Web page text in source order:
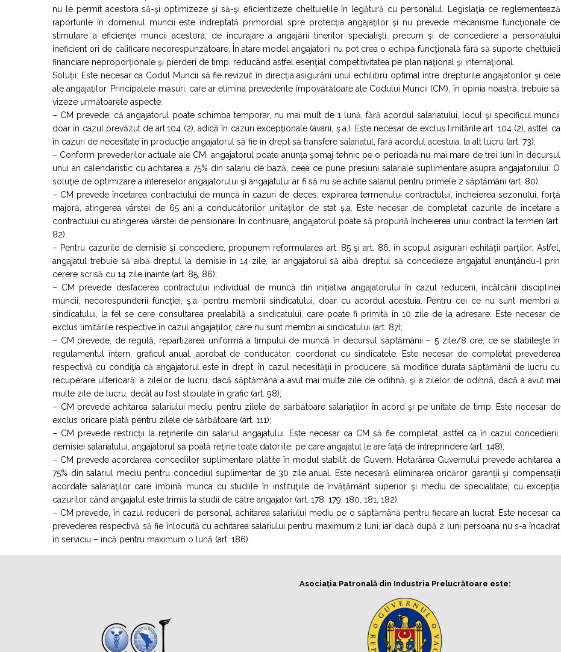
nu le permit acestora să-şi optimizeze şi să-şi eficientizeze cheltuielile în legătură cu personalul. Legislaţia ce reglementează
raporturile în domeniul muncii este îndreptată primordial spre protecţia angajaţilor şi nu prevede mecanisme funcţionale de
stimulare a eficienţei muncii acestora, de încurajare a angajării tinerilor specialişti, precum şi de concediere a personalului
ineficient ori de calificare necorespunzătoare. În atare model angajatorii nu pot crea o echipă funcţională fără să suporte cheltuieli
financiare neproporţionale şi pierderi de timp, reducând astfel esenţial competitivitatea pe plan naţional şi internaţional.
Soluţii: Este necesar ca Codul Muncii să fie revizuit în direcţia asigurării unui echilibru optimal între drepturile angajatorilor şi cele
ale angajaţilor. Principalele măsuri, care ar elimina prevederile împovărătoare ale Codului Muncii (CM), în opinia noastră, trebuie să
vizeze următoarele aspecte:
– CM prevede, că angajatorul poate schimba temporar, nu mai mult de 1 lună, fără acordul salariatului, locul şi specificul muncii
doar în cazul prevăzut de art.104 (2), adică în cazuri excepţionale (avarii, ş.a.). Este necesar de exclus limitările art. 104 (2), astfel ca
în cazuri de necesitate în producţie angajatorul să fie în drept să transfere salariatul, fără acordul acestuia, la alt lucru (art. 73);
– Conform prevederilor actuale ale CM, angajatorul poate anunţa şomaj tehnic pe o perioadă nu mai mare de trei luni în decursul
unui an calendaristic cu achitarea a 75% din salariu de bază, ceea ce pune presiuni salariale suplimentare asupra angajatorului. O
soluţie de optimizare a intereselor angajatorului şi angajatului ar fi să nu se achite salariul pentru primele 2 săptămâni (art. 80);
– CM prevede încetarea contractului de muncă în cazuri de deces, expirarea termenului contractului, încheierea sezonului, forţă
majoră, atingerea vârstei de 65 ani a conducătorilor unităţilor de stat ş.a. Este necesar de completat cazurile de încetare a
contractului cu atingerea vârstei de pensionare. În continuare, angajatorul poate să propună încheierea unui contract la termen (art.
82);
– Pentru cazurile de demisie şi concediere, propunem reformularea art. 85 şi art. 86, în scopul asigurări echităţii părţilor. Astfel,
angajatul trebuie să aibă dreptul la demisie în 14 zile, iar angajatorul să aibă dreptul să concedieze angajatul anunţându-l prin
cerere scrisă cu 14 zile înainte (art. 85, 86);
– CM prevede desfacerea contractului individual de muncă din iniţiativa angajatorului în cazul reducerii, încălcării disciplinei
muncii, necorespunderii funcţiei, ş.a. pentru membrii sindicatului, doar cu acordul acestuia. Pentru cei ce nu sunt membri ai
sindicatului, la fel se cere consultarea prealabilă a sindicatului, care poate fi primită în 10 zile de la adresare. Este necesar de
exclus limitările respective în cazul angajaţilor, care nu sunt membri ai sindicatului (art. 87);
– CM prevede, de regulă, repartizarea uniformă a timpului de muncă în decursul săptămânii – 5 zile/8 ore, ce se stabileşte în
regulamentul intern, graficul anual, aprobat de conducător, coordonat cu sindicatele. Este necesar de completat prevederea
respectivă cu condiţia că angajatorul este în drept, în cazul necesităţii în producere, să modifice durata săptămânii de lucru cu
recuperare ulterioară: a zilelor de lucru, dacă săptămâna a avut mai multe zile de odihnă, şi a zilelor de odihnă, dacă a avut mai
multe zile de lucru, decât au fost stipulate în grafic (art. 98);
– CM prevede achitarea salariului mediu pentru zilele de sărbătoare salariaţilor în acord şi pe unitate de timp. Este necesar de
exclus oricare plată pentru zilele de sărbătoare (art. 111);
– CM prevede restricţii la reţinerile din salariul angajatului. Este necesar ca CM să fie completat, astfel ca în cazul concedierii,
demisiei salariatului, angajatorul să poată reţine toate datoriile, pe care angajatul le are faţă de întreprindere (art. 148);
– CM prevede acordarea concediilor suplimentare plătite în modul stabilit de Guvern. Hotărârea Guvernului prevede achitarea a
75% din salariul mediu pentru concediul suplimentar de 30 zile anual. Este necesară eliminarea oricăror garanţii şi compensaţii
acordate salariaţilor care îmbină munca cu studiile în instituţiile de învăţământ superior şi mediu de specialitate, cu excepţia
cazurilor când angajatul este trimis la studii de către angajator (art. 178, 179, 180, 181, 182);
– CM prevede, în cazul reducerii de personal, achitarea salariului mediu pe o săptămână pentru fiecare an lucrat. Este necesar ca
prevederea respectivă să fie înlocuită cu achitarea salariului pentru maximum 2 luni, iar dacă după 2 luni persoana nu s-a încadrat
în serviciu – încă pentru maximum o lună (art. 186).
Asociația Patronală din Industria Prelucrătoare este: